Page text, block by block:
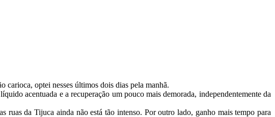
carioca, optei nesses últimos dois dias pela manhã.
acentuada e a recuperação um pouco mais demorada, independentemente da
ruas da Tijuca ainda não está tão intenso. Por outro lado, ganho mais tempo para